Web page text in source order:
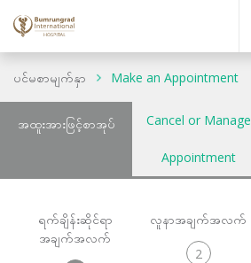
ပင်မစာမျက်နှာ Make an Appointment
အထူးအားဖြင့်စာအုပ် Cancel or Manage
Appointment
ရက်ချိန်းဆိုင်ရာ
အချက်အလက်
လူနာအချက်အလက်
2